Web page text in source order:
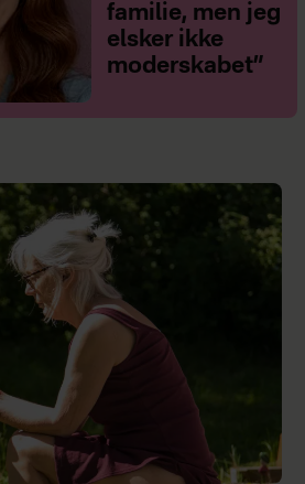
familie, men jeg
elsker ikke
moderskabet”